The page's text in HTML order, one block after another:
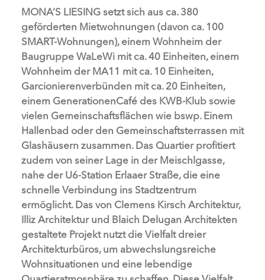
MONA’S LIESING setzt sich aus ca. 380
geförderten Mietwohnungen (davon ca. 100
SMART-Wohnungen), einem Wohnheim der
Baugruppe WaLeWi mit ca. 40 Einheiten, einem
Wohnheim der MA11 mit ca. 10 Einheiten,
Garcionierenverbünden mit ca. 20 Einheiten,
einem GenerationenCafé des KWB-Klub sowie
vielen Gemeinschaftsflächen wie bswp. Einem
Hallenbad oder den Gemeinschaftsterrassen mit
Glashäusern zusammen. Das Quartier profitiert
zudem von seiner Lage in der Meischlgasse,
nahe der U6-Station Erlaaer Straße, die eine
schnelle Verbindung ins Stadtzentrum
ermöglicht. Das von Clemens Kirsch Architektur,
Illiz Architektur und Blaich Delugan Architekten
gestaltete Projekt nutzt die Vielfalt dreier
Architekturbüros, um abwechslungsreiche
Wohnsituationen und eine lebendige